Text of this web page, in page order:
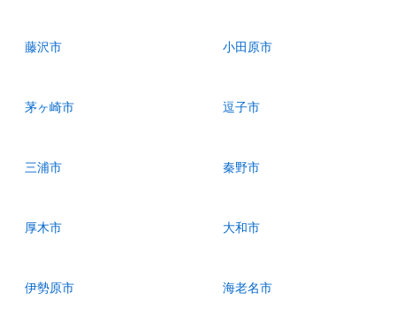
藤沢市 小田原市
茅ヶ崎市 逗子市
三浦市 秦野市
厚木市 大和市
伊勢原市 海老名市